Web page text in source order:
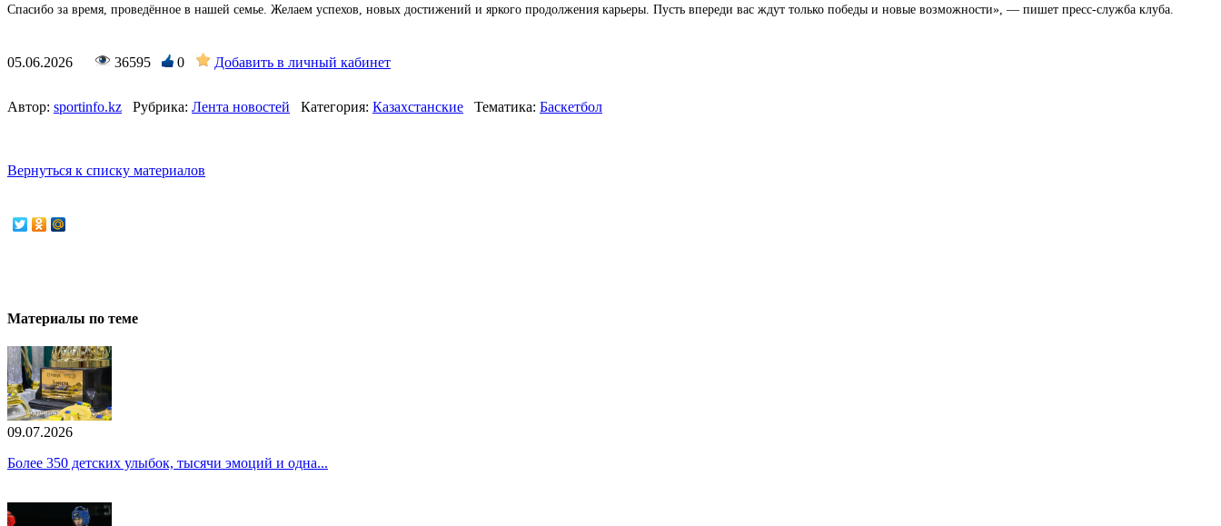
Спасибо за время, проведённое в нашей семье. Желаем успехов, новых достижений и яркого продолжения карьеры. Пусть впереди вас ждут только победы и новые возможности», — пишет пресс-служба клуба.
05.06.2026 36595 0 Добавить в личный кабинет
Автор: sportinfo.kz Рубрика: Лента новостей Категория: Казахстанские Тематика: Баскетбол
Вернуться к списку материалов
Материалы по теме
09.07.2026
Более 350 детских улыбок, тысячи эмоций и одна...